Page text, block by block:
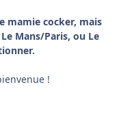
mamie cocker, mais
Mans/Paris, ou Le
!